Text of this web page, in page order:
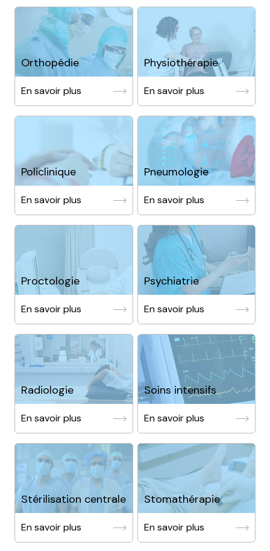
Orthopédie
En savoir plus
Physiothérapie
En savoir plus
Policlinique
En savoir plus
Pneumologie
En savoir plus
Proctologie
En savoir plus
Psychiatrie
En savoir plus
Radiologie
En savoir plus
Soins intensifs
En savoir plus
Stérilisation centrale
En savoir plus
Stomathérapie
En savoir plus